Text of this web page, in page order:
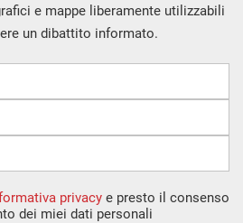
e mappe liberamente utilizzabili
un dibattito informato.
privacy e presto il consenso
dei miei dati personali